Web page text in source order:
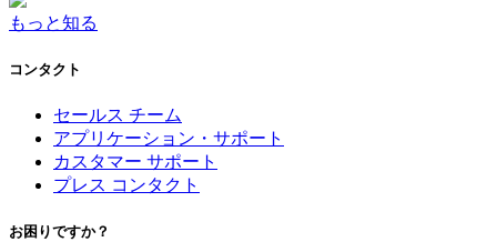
もっと知る
コンタクト
セールス チーム
アプリケーション・サポート
カスタマー サポート
プレス コンタクト
お困りですか？